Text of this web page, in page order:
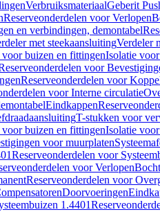
VerbruiksmateriaalGeberit
Reserveonderdelen voor Verlopen
en verbindingen, demontabel
met steekaansluitingVerdeler
buizen en fittingenIsolatie
voor
Reserveonderdelen voor
voor Interne circulatie
Eindkappen
T-stukken voor
buizen en fittingenIsolatie
voor muurplaten
Reserveonderdelen voor
voor Verlopen
Reserveonderdelen voor
Doorvoeringen
1.4401